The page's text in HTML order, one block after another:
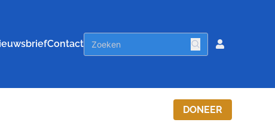
Contact
DONEER